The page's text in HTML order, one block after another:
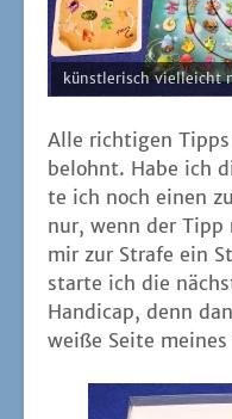
künst­le­risch viel­leicht
Alle rich­ti­gen
belohnt. Habe ich
te ich noch einen
nur, wenn der
mir zur Stra­fe ein
star­te ich die
Han­di­cap, denn
wei­ße Sei­te